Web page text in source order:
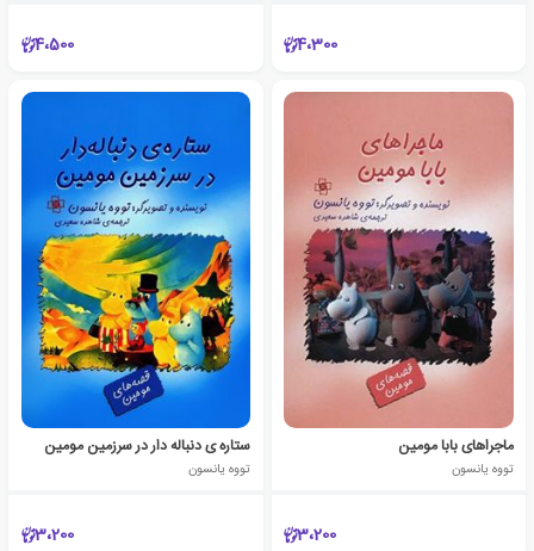
4،300 4،500
ماجراهای بابا مومین
تووه یانسون
3،200
ستاره ی دنباله دار در سرزمین مومین
تووه یانسون
3،200